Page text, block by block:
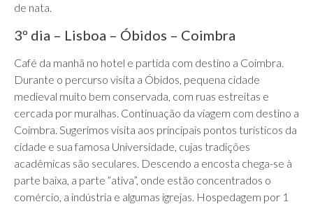
de nata.
3º dia – Lisboa – Óbidos – Coimbra
Café da manhã no hotel e partida com destino a Coimbra.
Durante o percurso visita a Óbidos, pequena cidade
medieval muito bem conservada, com ruas estreitas e
cercada por muralhas. Continuação da viagem com destino a
Coimbra. Sugerimos visita aos principais pontos turísticos da
cidade e sua famosa Universidade, cujas tradições
acadêmicas são seculares. Descendo a encosta chega-se à
parte baixa, a parte “ativa”, onde estão concentrados o
comércio, a indústria e algumas igrejas. Hospedagem por 1